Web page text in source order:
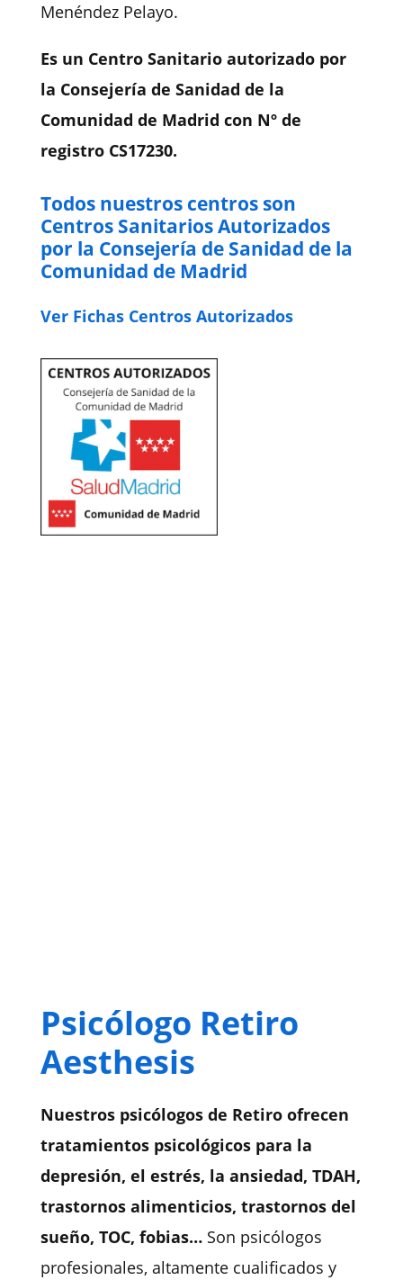
Menéndez Pelayo.
Es un Centro Sanitario autorizado por
la Consejería de Sanidad de la
Comunidad de Madrid con Nº de
registro CS17230.
Todos nuestros centros son
Centros Sanitarios Autorizados
por la Consejería de Sanidad de la
Comunidad de Madrid
Ver Fichas Centros Autorizados
Psicólogo Retiro
Aesthesis
Nuestros psicólogos de Retiro ofrecen
tratamientos psicológicos para la
depresión, el estrés, la ansiedad, TDAH,
trastornos alimenticios, trastornos del
sueño, TOC, fobias…Son psicólogos
profesionales, altamente cualificados y